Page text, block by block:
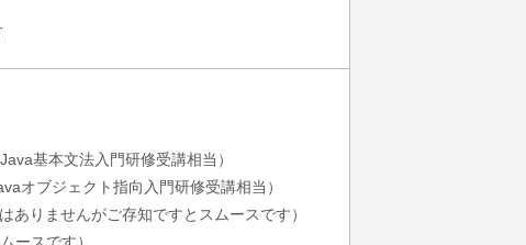
基本文法入門研修受講相当）
オブジェクト指向入門研修受講相当）
ありませんがご存知ですとスムースです）